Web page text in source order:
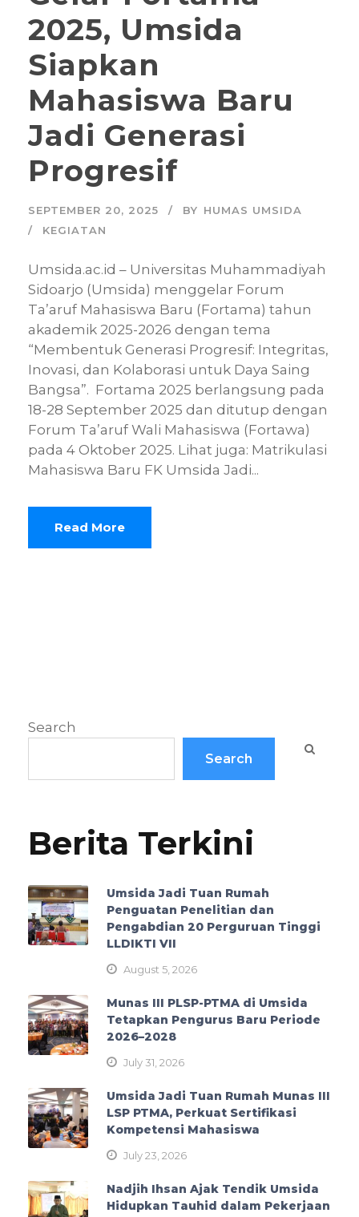
2025, Umsida
Siapkan
Mahasiswa Baru
Jadi Generasi
Progresif
SEPTEMBER 20, 2025 BY HUMAS UMSIDA
KEGIATAN
Umsida.ac.id – Universitas Muhammadiyah
Sidoarjo (Umsida) menggelar Forum
Ta’aruf Mahasiswa Baru (Fortama) tahun
akademik 2025-2026 dengan tema
“Membentuk Generasi Progresif: Integritas,
Inovasi, dan Kolaborasi untuk Daya Saing
Bangsa”. Fortama 2025 berlangsung pada
18-28 September 2025 dan ditutup dengan
Forum Ta’aruf Wali Mahasiswa (Fortawa)
pada 4 Oktober 2025. Lihat juga: Matrikulasi
Mahasiswa Baru FK Umsida Jadi...
Read More
Search
Search
Berita Terkini
Umsida Jadi Tuan Rumah
Penguatan Penelitian dan
Pengabdian 20 Perguruan Tinggi
LLDIKTI VII
August 5, 2026
Munas III PLSP-PTMA di Umsida
Tetapkan Pengurus Baru Periode
2026–2028
July 31, 2026
Umsida Jadi Tuan Rumah Munas III
LSP PTMA, Perkuat Sertifikasi
Kompetensi Mahasiswa
July 23, 2026
Nadjih Ihsan Ajak Tendik Umsida
Hidupkan Tauhid dalam Pekerjaan